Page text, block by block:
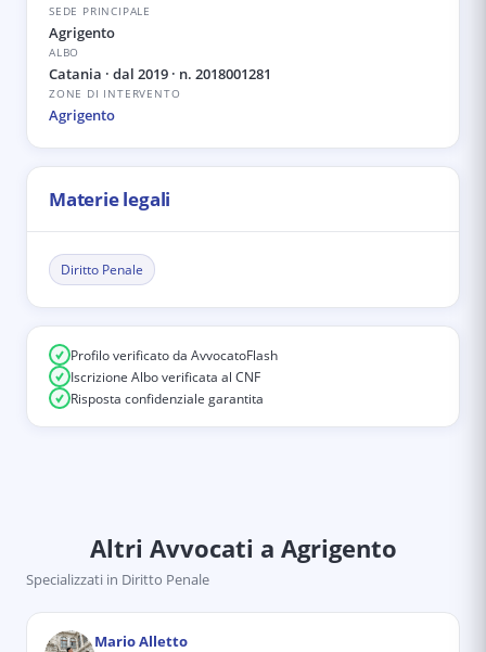
SEDE PRINCIPALE
Agrigento
ALBO
Catania · dal 2019 · n. 2018001281
ZONE DI INTERVENTO
Agrigento
Materie legali
Diritto Penale
Profilo verificato da AvvocatoFlash
Iscrizione Albo verificata al CNF
Risposta confidenziale garantita
Altri Avvocati a Agrigento
Specializzati in Diritto Penale
Mario Alletto